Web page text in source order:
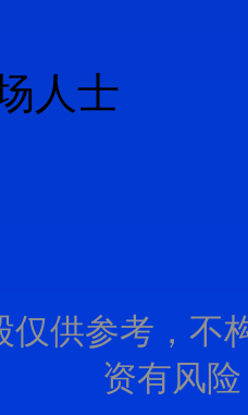
人士
仅供参考，不
资有风